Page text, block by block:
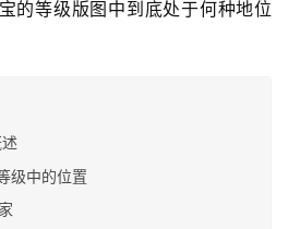
的等级版图中到底处于何种地位
级中的位置